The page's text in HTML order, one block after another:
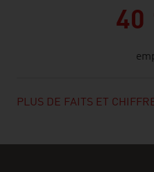
40
PLUS DE FAITS ET